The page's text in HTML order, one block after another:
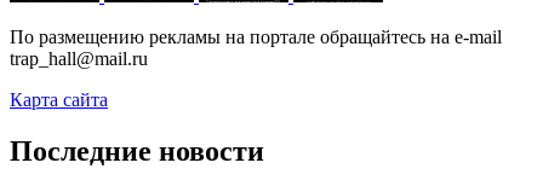
По размещению рекламы на портале обращайтесь на e-mail
trap_hall@mail.ru
Карта сайта
Последние новости